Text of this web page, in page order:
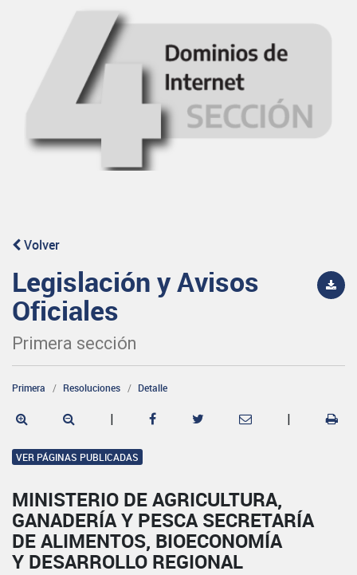
Volver
Legislación y Avisos
Oficiales
Primera sección
Primera Resoluciones Detalle
| |
VER PÁGINAS PUBLICADAS
MINISTERIO DE AGRICULTURA,
GANADERÍA Y PESCA SECRETARÍA
DE ALIMENTOS, BIOECONOMÍA
Y DESARROLLO REGIONAL